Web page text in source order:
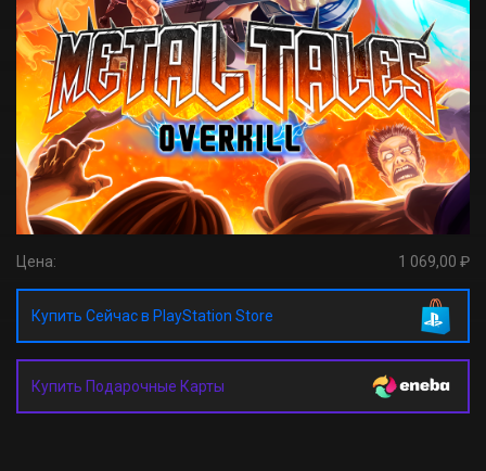
Цена: 1 069,00 ₽
Купить Сейчас в PlayStation Store
Купить Подарочные Карты